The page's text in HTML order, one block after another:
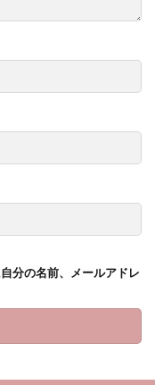
分の名前、メールアドレ